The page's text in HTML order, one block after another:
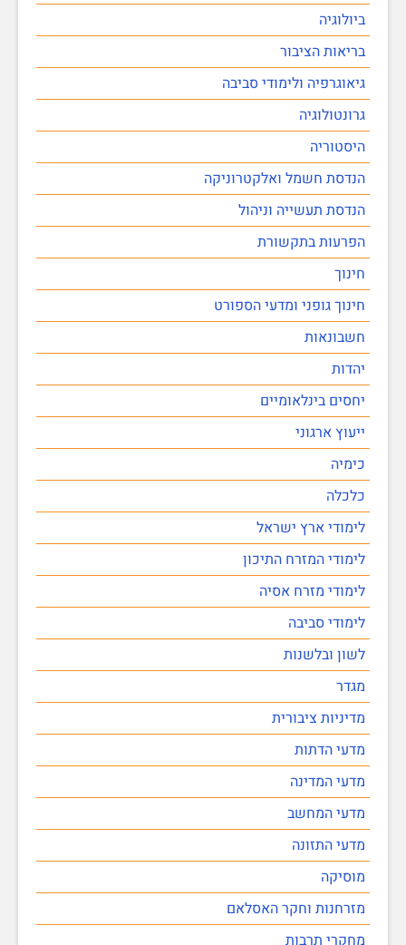
ביולוגיה
בריאות הציבור
גיאוגרפיה ולימודי סביבה
גרונטולוגיה
היסטוריה
הנדסת חשמל ואלקטרוניקה
הנדסת תעשייה וניהול
הפרעות בתקשורת
חינוך
חינוך גופני ומדעי הספורט
חשבונאות
יהדות
יחסים בינלאומיים
ייעוץ ארגוני
כימיה
כלכלה
לימודי ארץ ישראל
לימודי המזרח התיכון
לימודי מזרח אסיה
לימודי סביבה
לשון ובלשנות
מגדר
מדיניות ציבורית
מדעי הדתות
מדעי המדינה
מדעי המחשב
מדעי התזונה
מוסיקה
מזרחנות וחקר האסלאם
מחקרי תרבות